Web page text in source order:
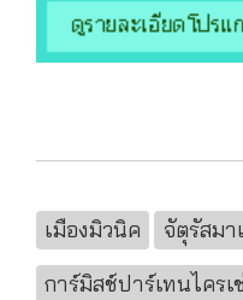
เมืองมิวนิค จัตุรัสมา
การ์มิสช์ปาร์เทนไครเ